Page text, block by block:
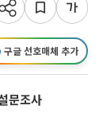
구글 선호매체 추가
문조사